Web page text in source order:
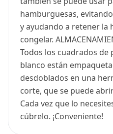
hamburguesas,
y ayudando a retener la
congelar.
Todos los cuadrados de
blanco están
desdoblados en una
corte, que se puede
Cada vez que lo
cúbrelo. ¡Conveniente!